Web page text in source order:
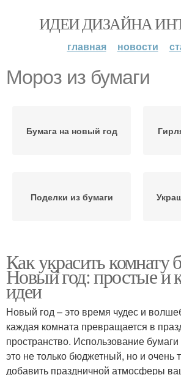
ИДЕИ ДИЗАЙНА
главная новости
Мороз из бумаги
Бумага на новый год
Поделки из бумаги
Год из бумаги
Как украсить комнату
Новый год: простые и
идеи
Новый год – это время чудес и
каждая комната превращается в
пространство. Использование
это не только бюджетный, но и очень
добавить праздничной атмосферы